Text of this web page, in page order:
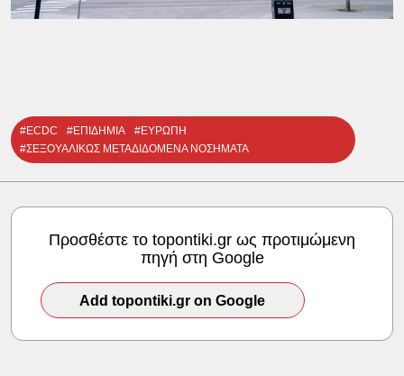
#ECDC #ΕΠΙΔΗΜΙΑ
#ΕΥΡΩΠΗ
#ΣΕΞΟΥΑΛΙΚΩΣ ΜΕΤΑΔΙΔΟΜΕΝΑ ΝΟΣΗΜΑΤΑ
Προσθέστε το topontiki.gr ως προτιμώμενη
πηγή στη Google
Add topontiki.gr on Google